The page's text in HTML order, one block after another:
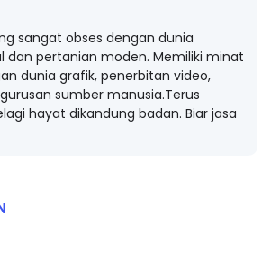
sangat obses dengan dunia
dan pertanian moden. Memiliki minat
dunia grafik, penerbitan video,
sumber manusia.Terus
hayat dikandung badan. Biar jasa